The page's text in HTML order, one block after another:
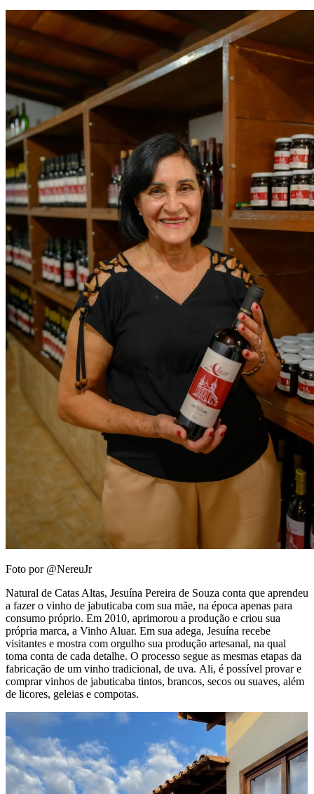
Foto por @NereuJr
Natural de Catas Altas, Jesuína Pereira de Souza conta que aprendeu
a fazer o vinho de jabuticaba com sua mãe, na época apenas para
consumo próprio. Em 2010, aprimorou a produção e criou sua
própria marca, a Vinho Aluar. Em sua adega, Jesuína recebe
visitantes e mostra com orgulho sua produção artesanal, na qual
toma conta de cada detalhe. O processo segue as mesmas etapas da
fabricação de um vinho tradicional, de uva. Ali, é possível provar e
comprar vinhos de jabuticaba tintos, brancos, secos ou suaves, além
de licores, geleias e compotas.